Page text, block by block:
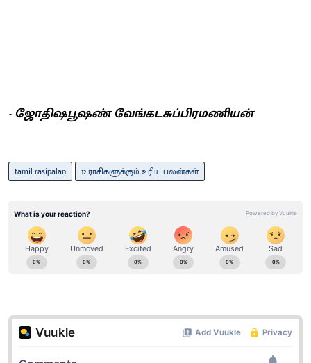
- ஜோதிஷபூஷண் வேங்கடசுப்பிரமணியன்
tamil rasipalan 12 ராசிகளுக்கும் உரிய பலன்கள்